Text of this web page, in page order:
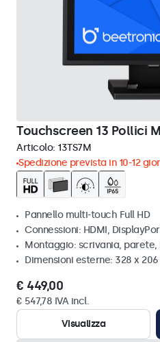
Touchscreen 13 Pollici
Articolo: 13TS7M
Spedizione prevista in 10-12
Pannello multi-touch Full HD
Connessioni: HDMI,
Montaggio: scrivania, parete,
Dimensioni esterne: 328 x 206
€ 449,00
€ 547,78 IVA incl.
Visualizza